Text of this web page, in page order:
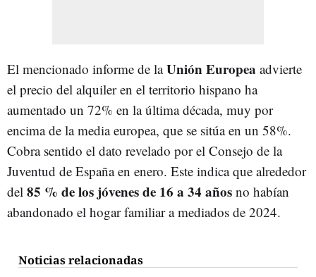
El mencionado informe de laUnión Europea advierte
el precio del alquiler en el territorio hispano ha
aumentado un 72% en la última década, muy por
encima de la media europea, que se sitúa en un 58%.
Cobra sentido el dato revelado por el Consejo de la
Juventud de España en enero. Este indica que alrededor
del 85 % de los jóvenes de 16 a 34 años no habían
abandonado el hogar familiar a mediados de 2024.
Noticias relacionadas